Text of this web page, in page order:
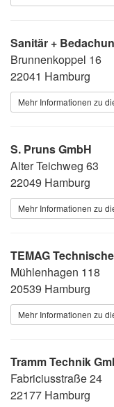
Sanitär +
Brunnenkoppel 16
22041 Hamburg
Mehr Informationen zu
S. Pruns GmbH
Alter Teichweg 63
22049 Hamburg
Mehr Informationen zu
TEMAG
Mühlenhagen 118
20539 Hamburg
Mehr Informationen zu
Tramm Technik
Fabriciusstraße 24
22177 Hamburg